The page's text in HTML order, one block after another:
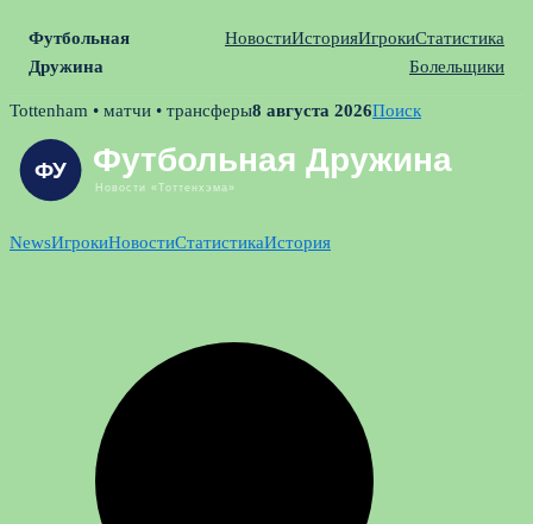
Футбольная
Дружина
НовостиИсторияИгрокиСтатистика
Болельщики
Skip
content
Tottenham • матчи • трансферы8 августа 2026Поиск
NewsИгрокиНовостиСтатистикаИстория